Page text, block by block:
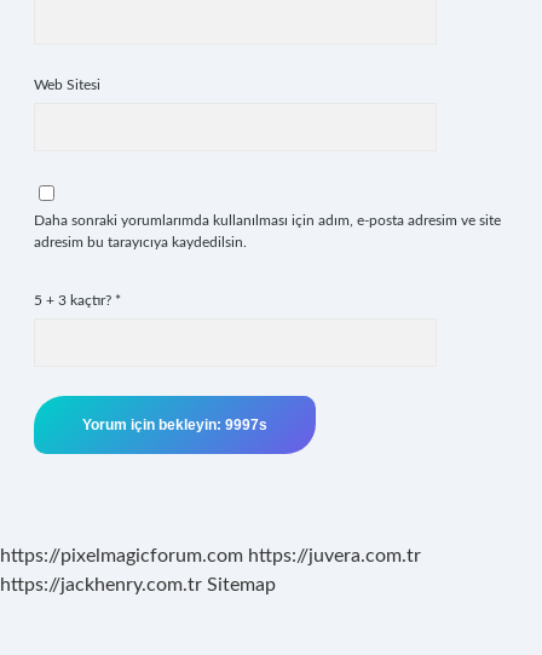
Web Sitesi
Daha sonraki yorumlarımda kullanılması için adım, e-posta adresim ve site
adresim bu tarayıcıya kaydedilsin.
5 + 3 kaçtır? *
https://pixelmagicforum.com https://juvera.com.tr
https://jackhenry.com.tr Sitemap